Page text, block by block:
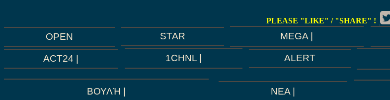
PLEASE "LIKE" / "SHARE" !
OPEN STAR MEGA |
ACT24 | 1CHNL | ALERT
ΒΟΥΛΉ | ΝEA |